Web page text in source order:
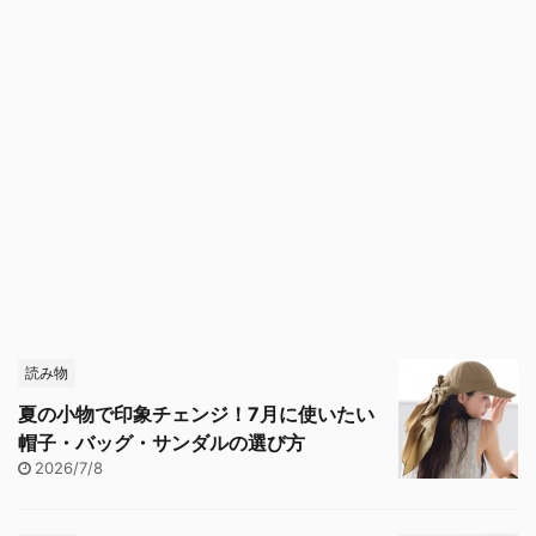
読み物
夏の小物で印象チェンジ！7月に使いたい
帽子・バッグ・サンダルの選び方
2026/7/8